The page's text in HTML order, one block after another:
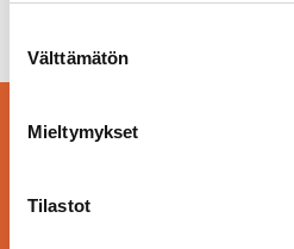
valinta
Välttämätön
Mieltymykset
Tilastot